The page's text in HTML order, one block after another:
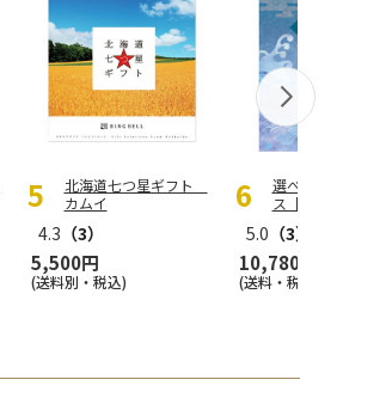
北海道七つ星ギフト
カムイ
4.3 （3）
5,500円
(送料別・税込)
選べるギフト
ス【慶事用】
5.0 （3）
10,780円
(送料・税込)